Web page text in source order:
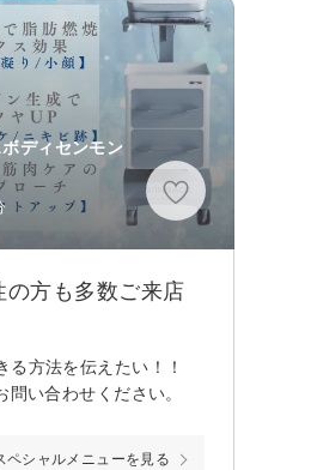
ディセンモン
方も多数ご来店
る方法を伝えたい！！
い合わせください。
ペシャルメニューを見る